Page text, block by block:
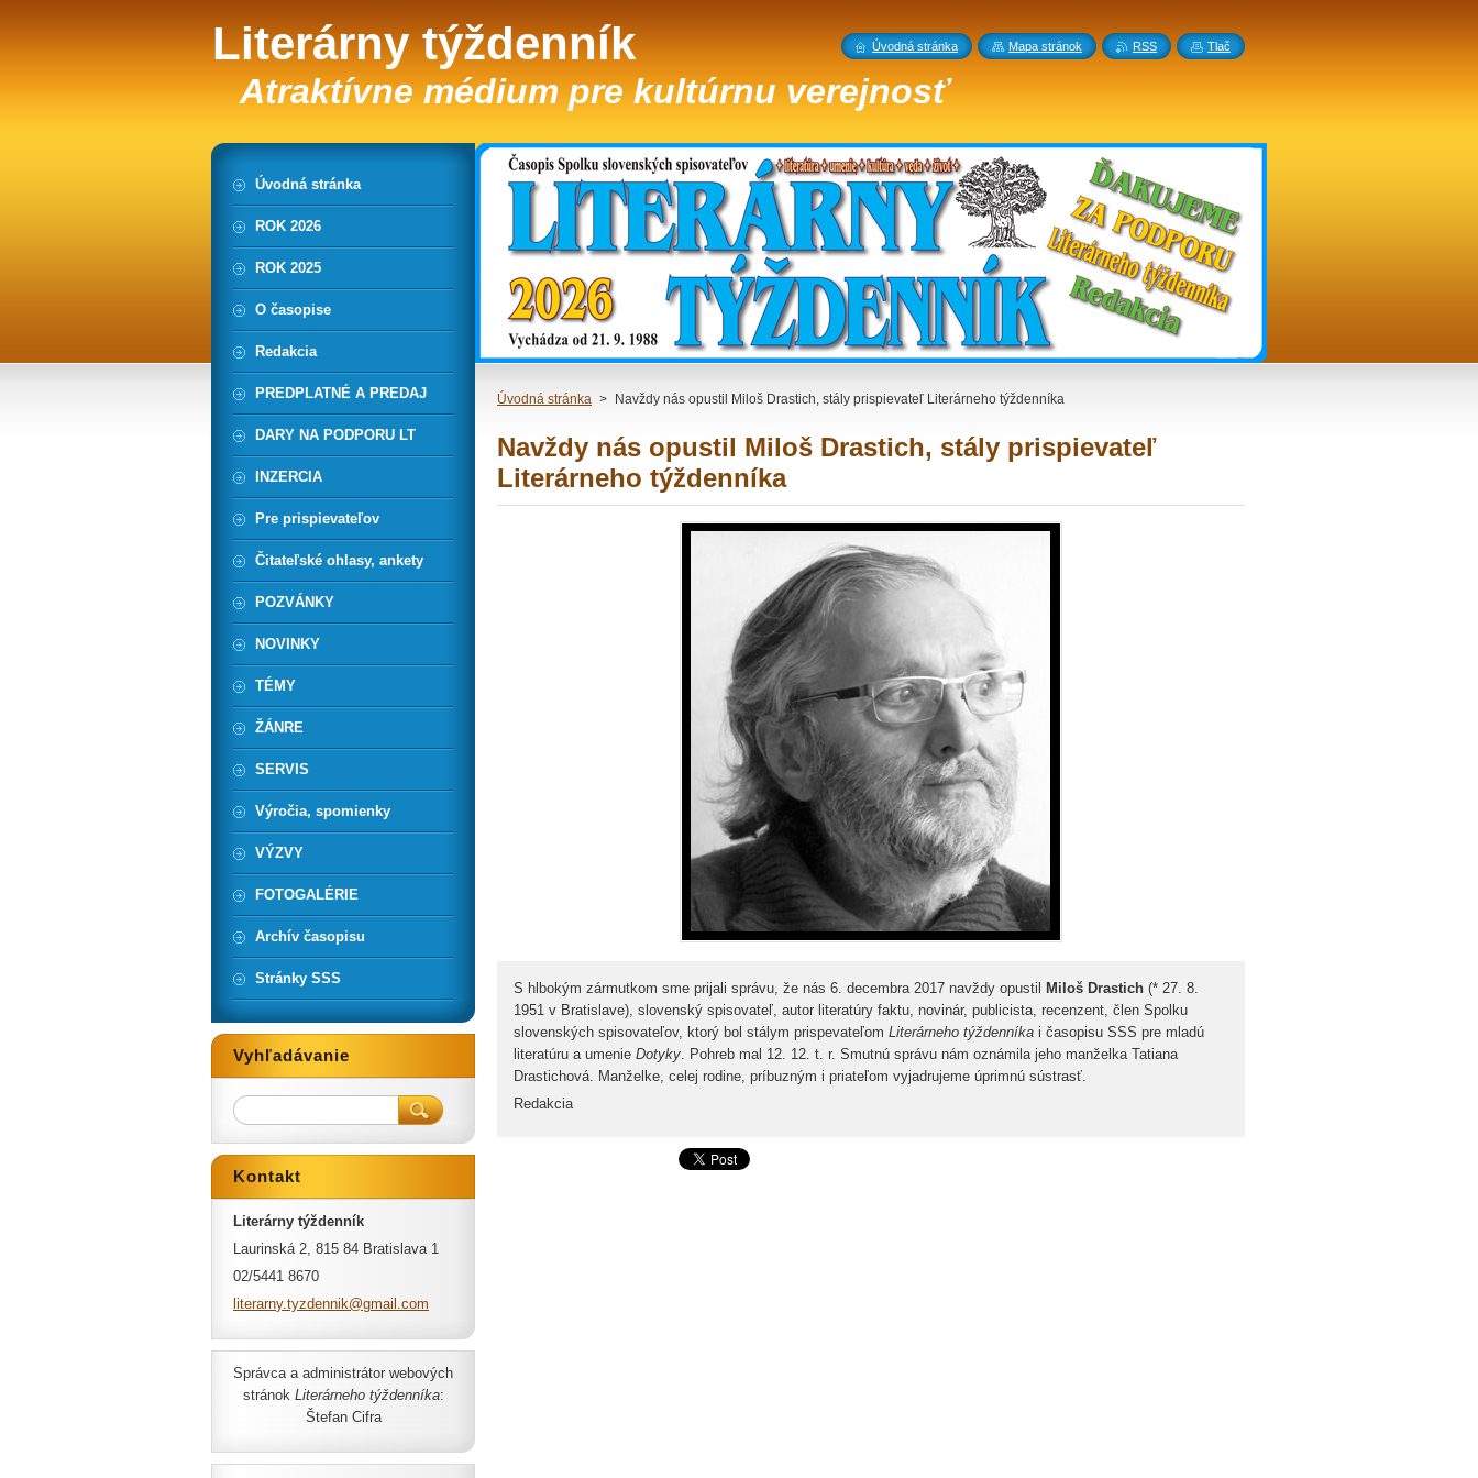
Literárny týždenník
Atraktívne médium pre kultúrnu verejnosť
Úvodná stránka > Navždy nás opustil Miloš Drastich, stály prispievateľ Literárneho týždenníka
Navždy nás opustil Miloš Drastich, stály prispievateľ
Literárneho týždenníka
S hlbokým zármutkom sme prijali správu, že nás 6. decembra 2017 navždy opustil Miloš Drastich (* 27. 8.
1951 v Bratislave), slovenský spisovateľ, autor literatúry faktu, novinár, publicista, recenzent, člen Spolku
slovenských spisovateľov, ktorý bol stálym prispevateľom Literárneho týždenníka i časopisu SSS pre mladú
literatúru a umenie Dotyky. Pohreb mal 12. 12. t. r. Smutnú správu nám oznámila jeho manželka Tatiana
Drastichová. Manželke, celej rodine, príbuzným i priateľom vyjadrujeme úprimnú sústrasť.
Redakcia
Úvodná stránka
ROK 2026
ROK 2025
O časopise
Redakcia
PREDPLATNÉ A PREDAJ
DARY NA PODPORU LT
INZERCIA
Pre prispievateľov
Čitateľské ohlasy, ankety
POZVÁNKY
NOVINKY
TÉMY
ŽÁNRE
SERVIS
Výročia, spomienky
VÝZVY
FOTOGALÉRIE
Archív časopisu
Stránky SSS
Vyhľadávanie
Kontakt
Literárny týždenník
Laurinská 2, 815 84 Bratislava 1
02/5441 8670
literarny.tyzdennik@gmai l.com
Správca a administrátor webových
stránok Literárneho týždenníka:
Štefan Cifra
Úvodná stránka Mapa stránok RSS Tlač